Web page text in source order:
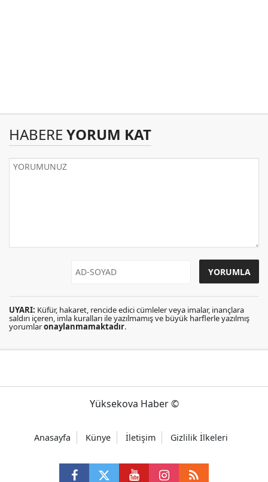
HABERE YORUM KAT
UYARI: Küfür, hakaret, rencide edici cümleler veya imalar, inançlara
saldırı içeren, imla kuralları ile yazılmamış ve büyük harflerle yazılmış
yorumlaronaylanmamaktadır.
Yüksekova Haber ©
Anasayfa Künye İletişim Gizlilik İlkeleri